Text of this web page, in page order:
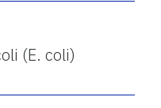
(E. coli)